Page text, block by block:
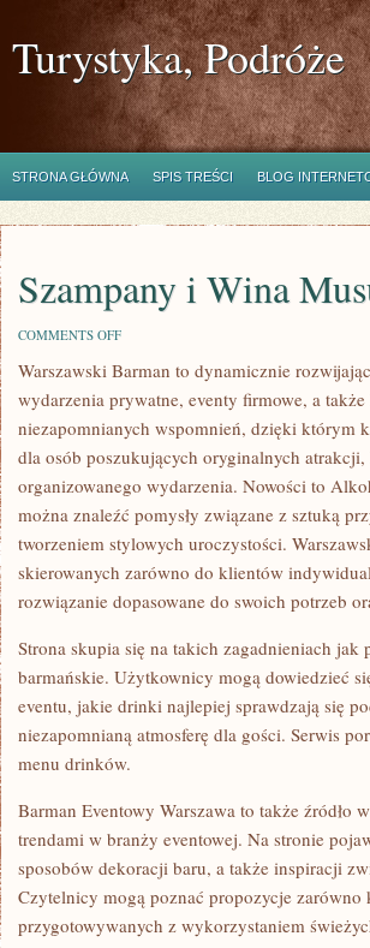
Turystyka, Podróże
STRONA GŁÓWNA SPIS TREŚCI BLOG
Szampany i Wina
COMMENTS OFFON
I
MUSUJĄCE
Warszawski Barman to dynamicznie
wydarzenia prywatne, eventy firmowe, a
niezapomnianych wspomnień, dzięki którym
dla osób poszukujących oryginalnych
organizowanego wydarzenia. Nowości to
można znaleźć pomysły związane z sztuką
tworzeniem stylowych uroczystości.
skierowanych zarówno do klientów
rozwiązanie dopasowane do swoich potrzeb
Strona skupia się na takich zagadnieniach jak
barmańskie. Użytkownicy mogą dowiedzieć
eventu, jakie drinki najlepiej sprawdzają się
niezapomnianą atmosferę dla gości. Serwis
menu drinków.
Barman Eventowy Warszawa to także źródło
trendami w branży eventowej. Na stronie
sposobów dekoracji baru, a także inspiracji
Czytelnicy mogą poznać propozycje
przygotowywanych z wykorzystaniem